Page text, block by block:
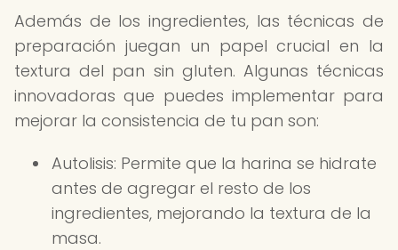
Además de los ingredientes, las técnicas de
preparación juegan un papel crucial en la
textura del pan sin gluten. Algunas técnicas
innovadoras que puedes implementar para
mejorar la consistencia de tu pan son:
Autolisis: Permite que la harina se hidrate
antes de agregar el resto de los
ingredientes, mejorando la textura de la
masa.